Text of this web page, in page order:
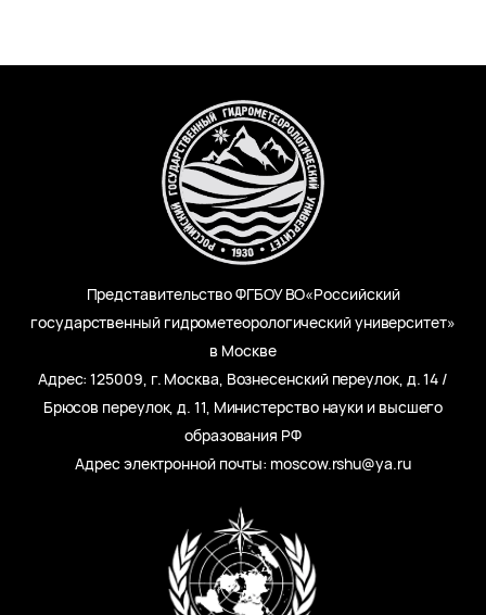
Представительство ФГБОУ ВО«Российский
государственный гидрометеорологический университет»
в Москве
Адрес: 125009, г. Москва, Вознесенский переулок, д. 14 /
Брюсов переулок, д. 11, Министерство науки и высшего
образования РФ
Адрес электронной почты: moscow.rshu@ya.ru